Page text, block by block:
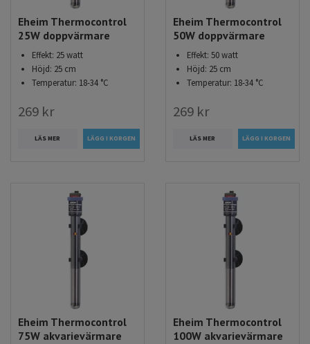
Eheim Thermocontrol
25W doppvärmare
Effekt: 25 watt
Höjd: 25 cm
Temperatur: 18-34 °C
269 kr
LÄS MER
Eheim Thermocontrol
50W doppvärmare
Effekt: 50 watt
Höjd: 25 cm
Temperatur: 18-34 °C
269 kr
LÄS MER
Eheim Thermocontrol
75W akvarievärmare
Eheim Thermocontrol
100W akvarievärmare